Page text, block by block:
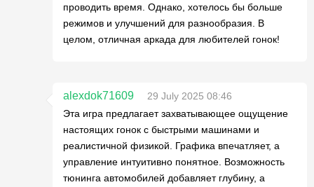
проводить время. Однако, хотелось бы больше
режимов и улучшений для разнообразия. В
целом, отличная аркада для любителей гонок!
alexdok71609
29 July 2025 08:46
Эта игра предлагает захватывающее ощущение
настоящих гонок с быстрыми машинами и
реалистичной физикой. Графика впечатляет, а
управление интуитивно понятное. Возможность
тюнинга автомобилей добавляет глубину, а